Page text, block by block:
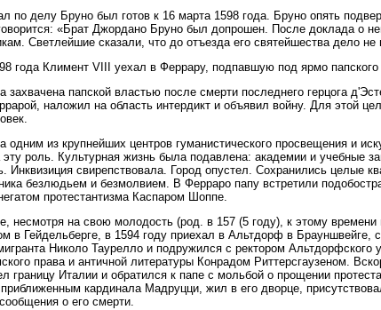
по делу Бруно был готов к 16 марта 1598 года. Бруно опять
«Брат Джордано Бруно был допрошен. После доклада о
Светлейшие сказали, что до отъезда его святейшества дело
года Климент VIII уехал в Феррару, подпавшую под ярмо папского
захвачена папской властью после смерти последнего герцога
наложил на область интердикт и объявил войну. Для этой
одним из крупнейших центров гуманистического просвещения и
эту роль. Культурная жизнь была подавлена: академии и учебные
Инквизиция свирепствовала. Город опустел. Сохранились целые
безлюдьем и безмолвием. В Ферраро папу встретили
протестантизма Каспаром Шоппе.
несмотря на свою молодость (род. в 157 (5 году), к этому
в Гейдельберге, в 1594 году приехал в Альтдорф в Брауншвейге,
Николо Таурелло и подружился с ректором Альтдорфского
права и античной литературы Конрадом Риттерсгаузеном.
границу Италии и обратился к папе с мольбой о прощении
кардинала Мадруцци, жил в его дворце,
о его смерти.